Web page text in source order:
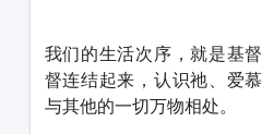
我们的生活次序，就是基
督连结起来，认识祂、爱
与其他的一切万物相处。